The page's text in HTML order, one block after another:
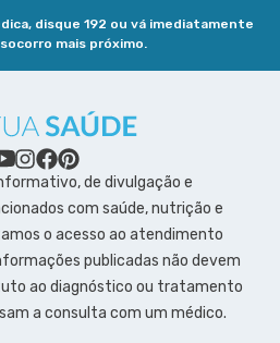
disque 192 ou vá imediatamente
mais próximo.
de divulgação e
com saúde, nutrição e
o acesso ao atendimento
publicadas não devem
ao diagnóstico ou tratamento
a consulta com um médico.